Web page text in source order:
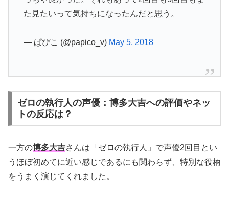
た見たいって気持ちになったんだと思う。
— ぱぴこ (@papico_v) May 5, 2018
ゼロの執行人の声優：博多大吉への評価やネッ
トの反応は？
一方の博多大吉さんは「ゼロの執行人」で声優2回目とい
うほぼ初めてに近い感じであるにも関わらず、特別な役柄
をうまく演じてくれました。